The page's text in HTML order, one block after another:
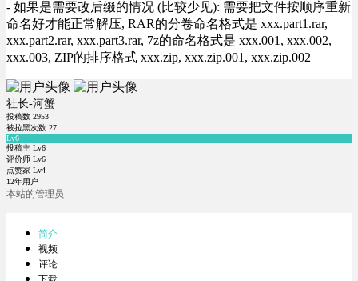
- 如果是需要改后缀的情况 (比较少见): 需要把文件按顺序重新
命名好才能正常解压, RAR的分卷命名格式是 xxx.part1.rar,
xxx.part2.rar, xxx.part3.rar, 7z的命名格式是 xxx.001, xxx.002,
xxx.003, ZIP的排序格式 xxx.zip, xxx.zip.001, xxx.zip.002
社长-河蟹
投稿数 2953
被拉黑次数 27
Lv6
投稿主 Lv6
评价师 Lv6
点赞家 Lv4
12年用户
本站的管理员
简介
视频
评论